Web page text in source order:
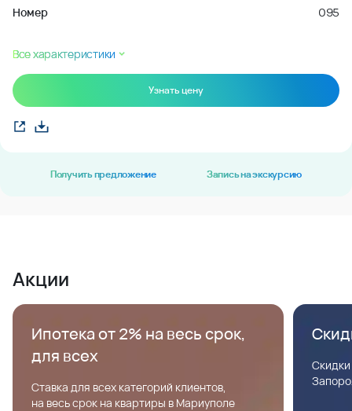
Номер 095
Все характеристики
Узнать цену
Получить предложение Запись на экскурсию
Акции
Ипотека от 2% на весь срок,
для всех
Ставка для всех категорий клиентов,
на весь срок на квартиры в Мариуполе